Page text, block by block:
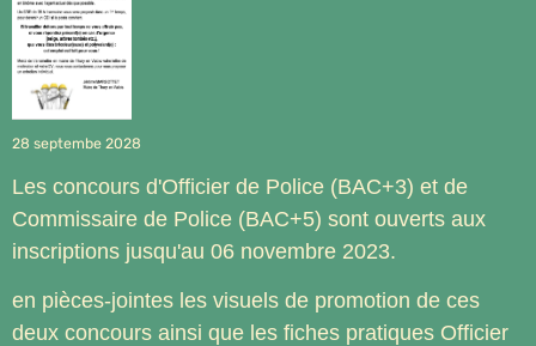
28 septembe 2028
Les concours d'Officier de Police (BAC+3) et de
Commissaire de Police (BAC+5) sont ouverts aux
inscriptions jusqu'au 06 novembre 2023.
en pièces-jointes les visuels de promotion de ces
deux concours ainsi que les fiches pratiques Officier